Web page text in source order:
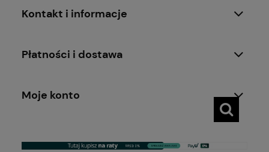
Kontakt i informacje
Płatności i dostawa
Moje konto